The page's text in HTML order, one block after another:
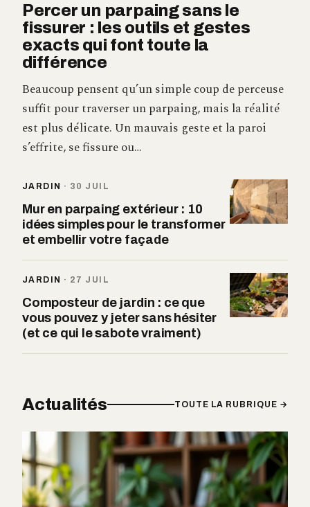
Percer un parpaing sans le
fissurer : les outils et gestes
exacts qui font toute la
différence
Beaucoup pensent qu’un simple coup de perceuse
suffit pour traverser un parpaing, mais la réalité
est plus délicate. Un mauvais geste et la paroi
s’effrite, se fissure ou…
JARDIN · 30 JUIL
Mur en parpaing extérieur : 10
idées simples pour le transformer
et embellir votre façade
JARDIN · 27 JUIL
Composteur de jardin : ce que
vous pouvez y jeter sans hésiter
(et ce qui le sabote vraiment)
Actualités TOUTE LA RUBRIQUE →